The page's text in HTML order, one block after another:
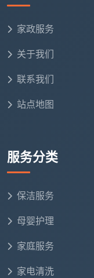
家政服务
关于我们
联系我们
站点地图
服务分类
保洁服务
母婴护理
家庭服务
家电清洗